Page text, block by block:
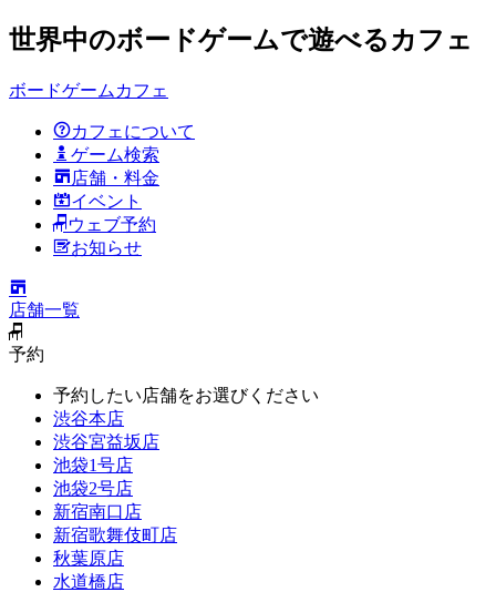
世界中のボードゲームで遊べるカフェ
ボードゲームカフェ
カフェについて
ゲーム検索
店舗・料金
イベント
ウェブ予約
お知らせ
店舗一覧
予約
予約したい店舗をお選びください
渋谷本店
渋谷宮益坂店
池袋1号店
池袋2号店
新宿南口店
新宿歌舞伎町店
秋葉原店
水道橋店